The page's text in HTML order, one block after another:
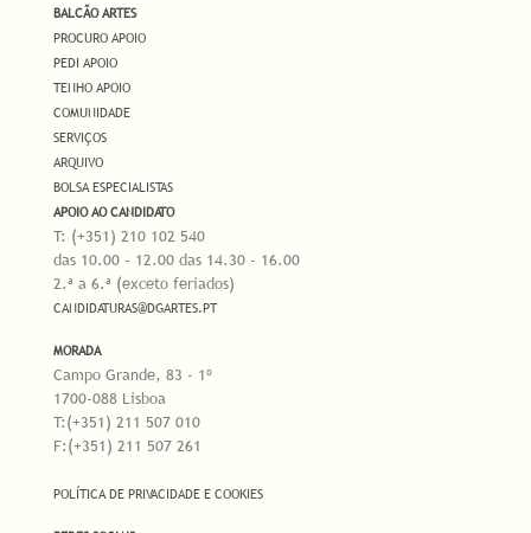
BALCÃO ARTES
PROCURO APOIO
PEDI APOIO
TENHO APOIO
COMUNIDADE
SERVIÇOS
ARQUIVO
BOLSA ESPECIALISTAS
APOIO AO CANDIDATO
T: (+351) 210 102 540
das 10.00 - 12.00 das 14.30 - 16.00
2.ª a 6.ª (exceto feriados)
CANDIDATURAS@DGARTES.PT
MORADA
Campo Grande, 83 - 1º
1700-088 Lisboa
T:(+351) 211 507 010
F:(+351) 211 507 261
POLÍTICA DE PRIVACIDADE E COOKIES